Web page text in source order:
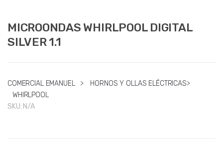
MICROONDAS WHIRLPOOL DIGITAL
SILVER 1.1
COMERCIAL EMANUEL > HORNOS Y OLLAS ELÉCTRICAS>
WHIRLPOOL
SKU: N/A